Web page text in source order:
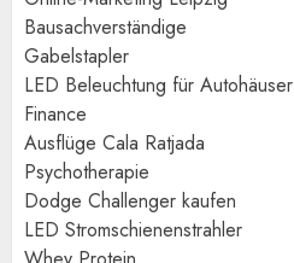
Bausachverständige
Gabelstapler
LED Beleuchtung für Autohäuser
Finance
Ausflüge Cala Ratjada
Psychotherapie
Dodge Challenger kaufen
LED Stromschienenstrahler